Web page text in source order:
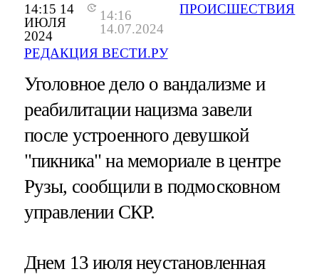
14:15 14
ИЮЛЯ
2024
14:16
14.07.2024
РЕДАКЦИЯ ВЕСТИ.РУ
ПРОИСШЕСТВИЯ
Уголовное дело о вандализме и
реабилитации нацизма завели
после устроенного девушкой
"пикника" на мемориале в центре
Рузы, сообщили в подмосковном
управлении СКР.
Днем 13 июля неустановленная